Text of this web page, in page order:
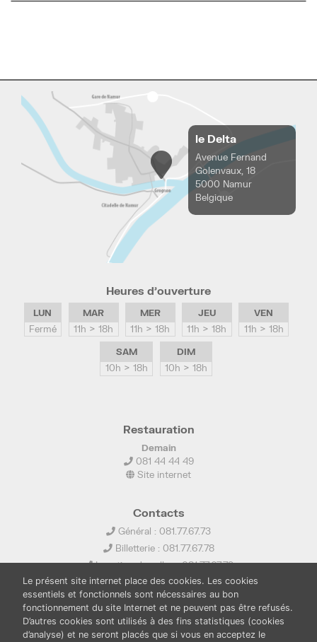
le Delta
Avenue Fernand
Golenvaux, 18
5000 Namur
Belgique
Heures d’ouverture
LUN
Fermé
MAR
11h > 18h
MER
11h > 18h
JEU
11h > 18h
VEN
11h > 18h
SAM
10h > 18h
DIM
10h > 18h
Restauration
Demain
081 44 44 49
Site internet
Contacts
Général : 081.77.67.73
Billetterie : 081.77.67.78
Location de salles : 081.77.67.79
info@ledelta.be
Le présent site internet place des cookies. Les cookies
essentiels et fonctionnels sont nécessaires au bon
fonctionnement du site Internet et ne peuvent pas être refusés.
D’autres cookies sont utilisés à des fins statistiques (cookies
d’analyse) et ne seront placés que si vous en acceptez le